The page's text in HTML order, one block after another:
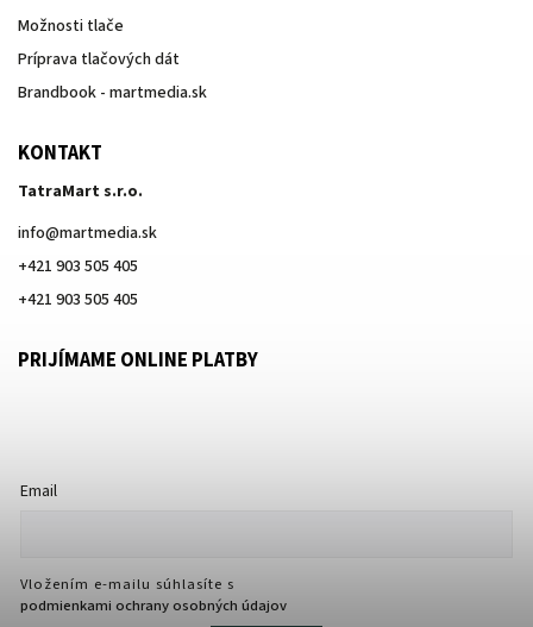
Možnosti tlače
Príprava tlačových dát
Brandbook - martmedia.sk
KONTAKT
TatraMart s.r.o.
info@martmedia.sk
+421 903 505 405
+421 903 505 405
PRIJÍMAME ONLINE PLATBY
Email
Vložením e-mailu súhlasíte s
podmienkami ochrany osobných údajov